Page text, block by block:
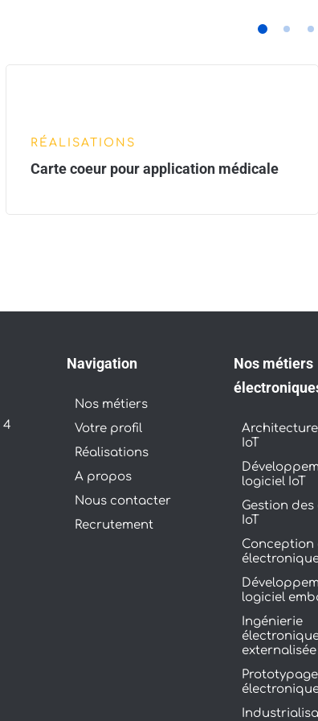
RÉALISATIONS
Carte coeur pour application médicale
4
Navigation
Nos métiers
Votre profil
Réalisations
À propos
Nous contacter
Recrutement
Nos métiers
IoT
logiciel IoT
Gestion
IoT
Conception
logiciel
Ingénierie
externalisée
Prototypage